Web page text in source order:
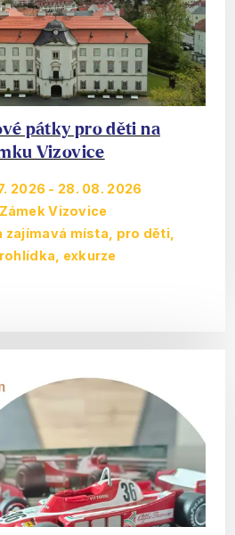
pátky pro děti na
Vizovice
2026 - 28. 08. 2026
Zámek Vizovice
zajímavá místa
pro děti,
exkurze